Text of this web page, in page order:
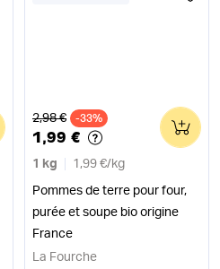
Ancien prix
2,98 € -33%
1,99 €
1 kg 1,99 €/ kg
Pommes de terre pour four,
purée et soupe bio origine
France
0
La Fourche